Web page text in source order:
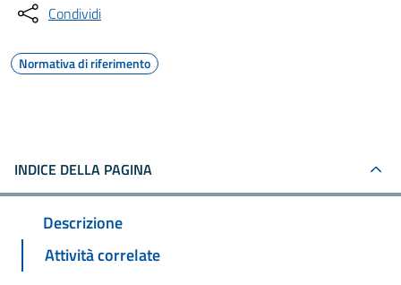
Condividi
Normativa di riferimento
INDICE DELLA PAGINA
Descrizione
Attività correlate